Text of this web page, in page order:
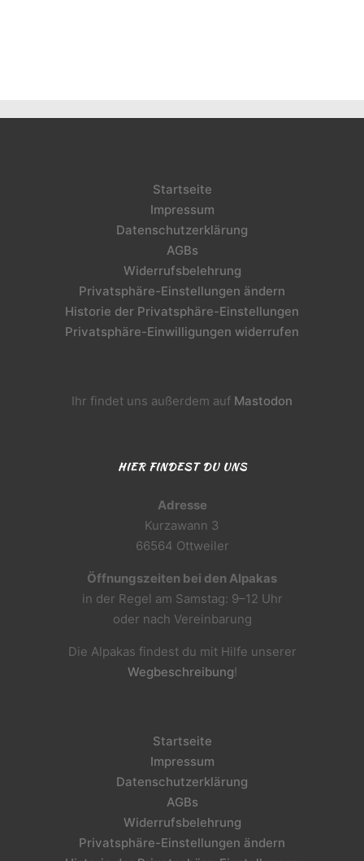
Startseite
Impressum
Datenschutzerklärung
AGBs
Widerrufsbelehrung
Privatsphäre-Einstellungen ändern
Historie der Privatsphäre-Einstellungen
Privatsphäre-Einwilligungen widerrufen
Ihr findet uns außerdem auf Mastodon
HIER FINDEST DU UNS
Adresse
Kurzawann 3
66564 Ottweiler
Öffnungszeiten bei den Alpakas
in der Regel am Samstag: 9–12 Uhr
oder nach Vereinbarung
Die Alpakas findest du mit Hilfe unserer
Wegbeschreibung!
Startseite
Impressum
Datenschutzerklärung
AGBs
Widerrufsbelehrung
Privatsphäre-Einstellungen ändern